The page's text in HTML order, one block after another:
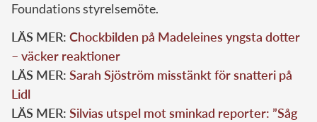
Foundations styrelsemöte.
LÄS MER: Chockbilden på Madeleines yngsta dotter
– väcker reaktioner
LÄS MER: Sarah Sjöström misstänkt för snatteri på
Lidl
LÄS MER: Silvias utspel mot sminkad reporter: ”Såg